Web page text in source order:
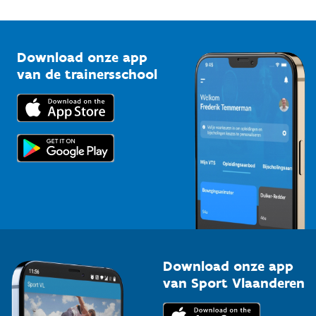
Bedrijven
Trainers en begeleiders
Topsporters
Vlaamse Trainersschool
Kennisplatform
Downloads
Voor de pers
Download onze app
van de trainersschool
Download onze app
van Sport Vlaanderen